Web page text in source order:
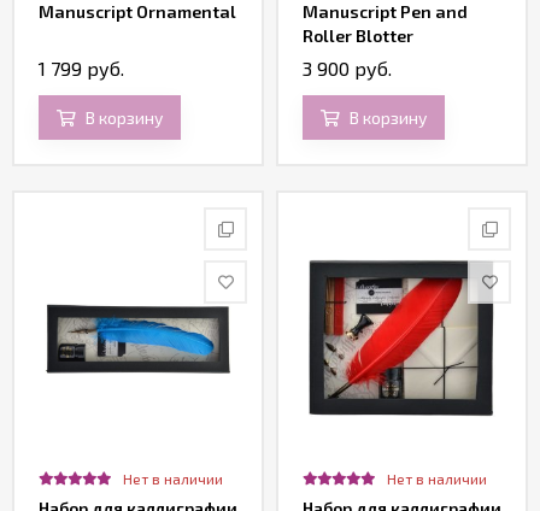
Manuscript Ornamental
1 799 руб.
В корзину
Manuscript Pen and
Roller Blotter
3 900 руб.
В корзину
Нет в наличии Нет в наличии